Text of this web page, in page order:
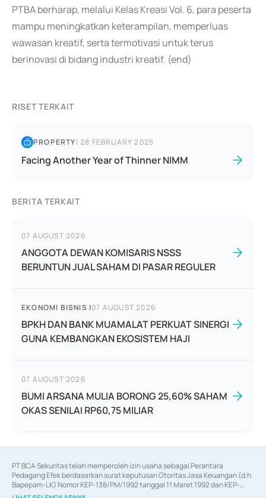
PTBA berharap, melalui Kelas Kreasi Vol. 6, para peserta
mampu meningkatkan keterampilan, memperluas
wawasan kreatif, serta termotivasi untuk terus
berinovasi di bidang industri kreatif. (end)
RISET TERKAIT
PROPERTY|28 FEBRUARY 2025
Facing Another Year of Thinner NIMM
BERITA TERKAIT
07 AUGUST 2026
ANGGOTA DEWAN KOMISARIS NSSS
BERUNTUN JUAL SAHAM DI PASAR REGULER
EKONOMI BISNIS |07 AUGUST 2026
BPKH DAN BANK MUAMALAT PERKUAT SINERGI
GUNA KEMBANGKAN EKOSISTEM HAJI
07 AUGUST 2026
BUMI ARSANA MULIA BORONG 25,60% SAHAM
OKAS SENILAI RP60,75 MILIAR
PT BCA Sekuritas telah memperoleh izin usaha sebagai Perantara
Pedagang Efek berdasarkan surat keputusan Otoritas Jasa Keuangan (d.h
Bapepam-LK) Nomor KEP-138/PM/1992 tanggal 11 Maret 1992 dan KEP-
06/D.04/2014 tanggal 28 Februari 2014, izin usaha sebagai Penjamin Emisi